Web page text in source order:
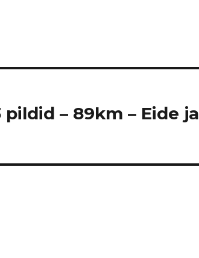
– 89km – Eide ja